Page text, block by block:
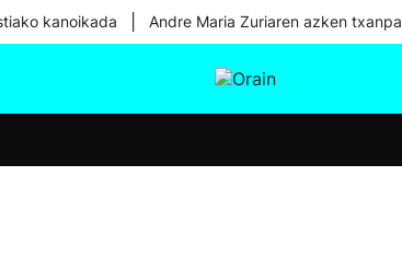
kanoikada Andre Maria Zuriaren azken txanpa